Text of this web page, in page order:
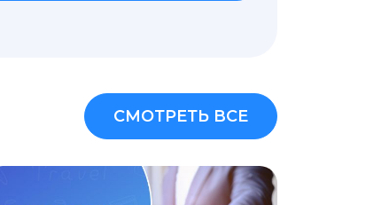
СМОТРЕТЬ ВСЕ